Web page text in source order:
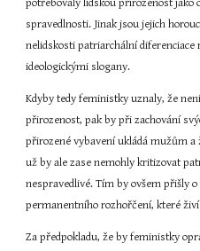
potřebovaly lidskou přirozenost jako
spravedlnosti. Jinak jsou jejich
nelidskosti patriarchální
ideologickými slogany.
Kdyby tedy feministky uznaly, že
přirozenost, pak by při zachování
přirozené vybavení ukládá mužům a
už by ale zase nemohly kritizovat
nespravedlivé. Tím by ovšem přišly
permanentního rozhořčení, které
Za předpokladu, že by feministky